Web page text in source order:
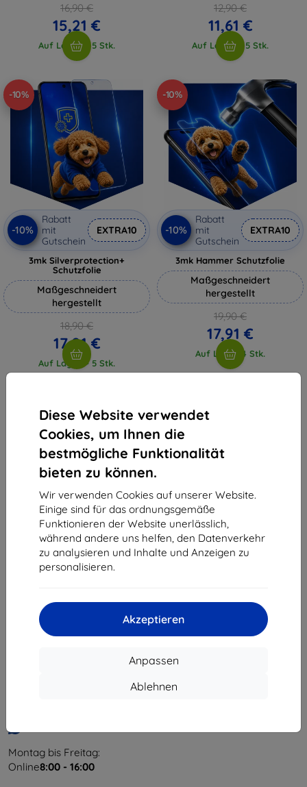
Diese Website verwendet
Cookies, um Ihnen die
bestmögliche Funktionalität
bieten zu können.
Wir verwenden Cookies auf unserer Website.
Einige sind für das ordnungsgemäße
Funktionieren der Website unerlässlich,
während andere uns helfen, den Datenverkehr
zu analysieren und Inhalte und Anzeigen zu
personalisieren.
Akzeptieren
Anpassen
Ablehnen
16,90 €
15,21 €
Auf Lager > 5 Stk.
12,90 €
11,61 €
Auf Lager > 5 Stk.
-10%
-10%
Rabatt
mit
Gutschein
EXTRA10
3mk Silverprotection+
Schutzfolie
Maßgeschneidert
hergestellt
18,90 €
17,01 €
Auf Lager > 5 Stk.
-10%
-10%
Rabatt
mit
Gutschein
EXTRA10
3mk Hammer Schutzfolie
Maßgeschneidert
hergestellt
19,90 €
17,91 €
Auf Lager 4 Stk.
vom ganzen4.
Shield-Sk s.r.o.
Ulica Rudolfa Mocka 3750/2A
Unternehmens-ID:
USt-IdNr.:
SK2023549671
Montag bis Freitag:
Online8:00 - 16:00